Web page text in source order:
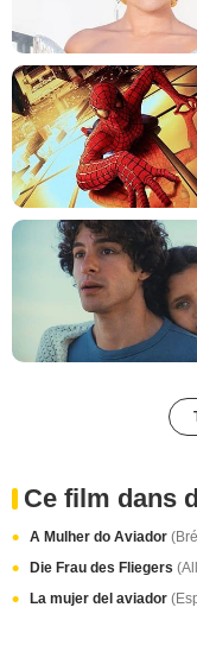
Ce film dans
A Mulher do Aviador
Die Frau des Fliegers
La mujer del aviador